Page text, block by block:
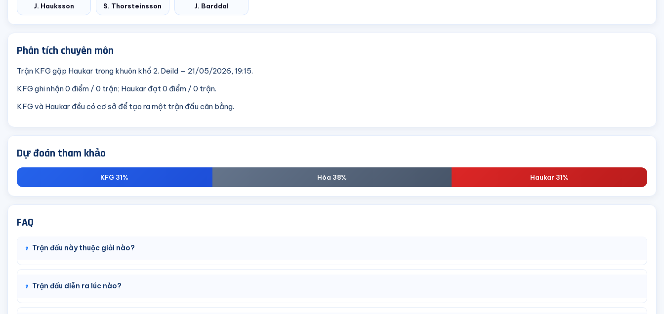
J. Hauksson S. Thorsteinsson J. Barddal
Phân tích chuyên môn
Trận KFG gặp Haukar trong khuôn khổ 2. Deild — 21/05/2026, 19:15.
KFG ghi nhận 0 điểm / 0 trận; Haukar đạt 0 điểm / 0 trận.
KFG và Haukar đều có cơ sở để tạo ra một trận đấu cân bằng.
Dự đoán tham khảo
KFG 31% Hòa 38% Haukar 31%
FAQ
Trận đấu này thuộc giải nào?
Trận đấu diễn ra lúc nào?